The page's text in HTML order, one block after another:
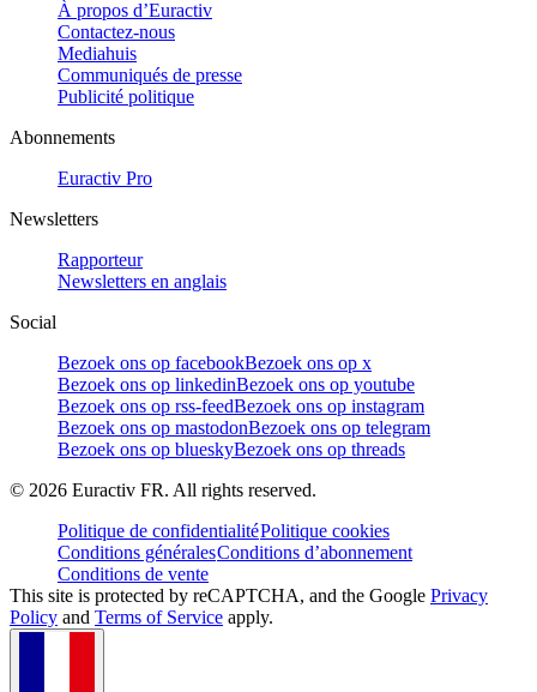
À propos d’Euractiv
Contactez-nous
Mediahuis
Communiqués de presse
Publicité politique
Abonnements
Euractiv Pro
Newsletters
Rapporteur
Newsletters en anglais
Social
Bezoek ons op facebookBezoek ons op x
Bezoek ons op linkedinBezoek ons op youtube
Bezoek ons op rss-feedBezoek ons op instagram
Bezoek ons op mastodonBezoek ons op telegram
Bezoek ons op blueskyBezoek ons op threads
© 2026 Euractiv FR. All rights reserved.
Politique de confidentialitéPolitique cookies
Conditions généralesConditions d’abonnement
Conditions de vente
This site is protected by reCAPTCHA, and the Google Privacy
Policy and Terms of Service apply.